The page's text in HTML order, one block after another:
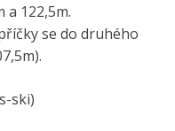
a 122,5m.
se do druhého
ski)